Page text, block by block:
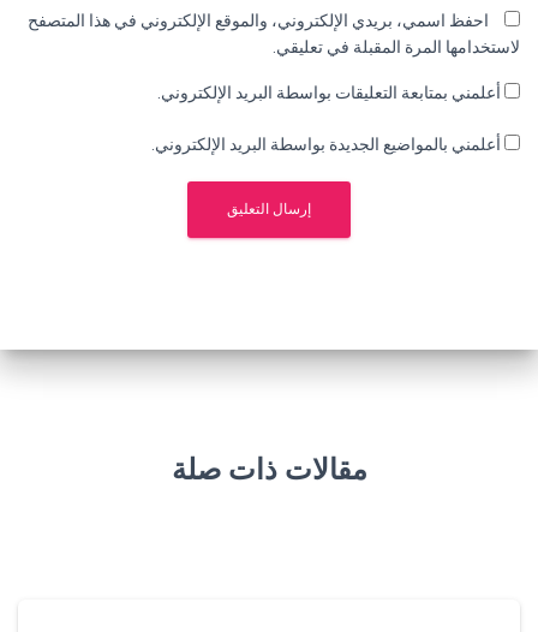
احفظ اسمي، بريدي الإلكتروني، والموقع الإلكتروني في هذا المتصفح
لاستخدامها المرة المقبلة في تعليقي.
أعلمني بمتابعة التعليقات بواسطة البريد الإلكتروني.
أعلمني بالمواضيع الجديدة بواسطة البريد الإلكتروني.
مقالات ذات صلة